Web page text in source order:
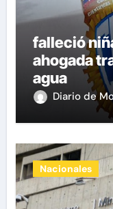
falleció
ahogada
agua
Diario de
Nacionales